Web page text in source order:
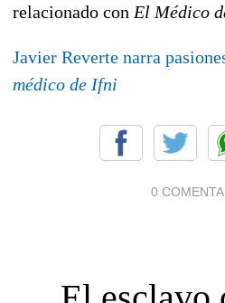
relacionado con El Médico
Javier Reverte narra
médico de Ifni
0